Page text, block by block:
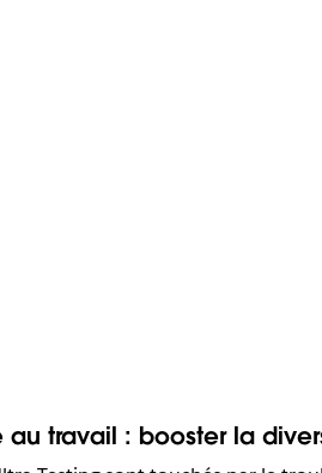
au travail : booster la